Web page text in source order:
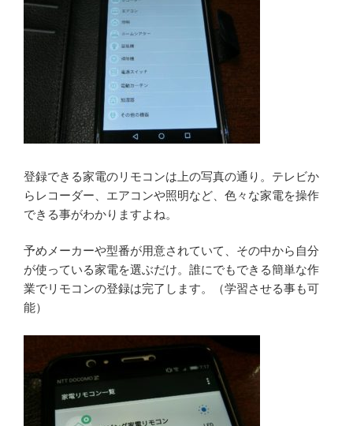
登録できる家電のリモコンは上の写真の通り。テレビか
らレコーダー、エアコンや照明など、色々な家電を操作
できる事がわかりますよね。
予めメーカーや型番が用意されていて、その中から自分
が使っている家電を選ぶだけ。誰にでもできる簡単な作
業でリモコンの登録は完了します。（学習させる事も可
能）